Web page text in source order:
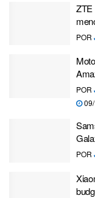
ZTE
POR
POR
09/
POR